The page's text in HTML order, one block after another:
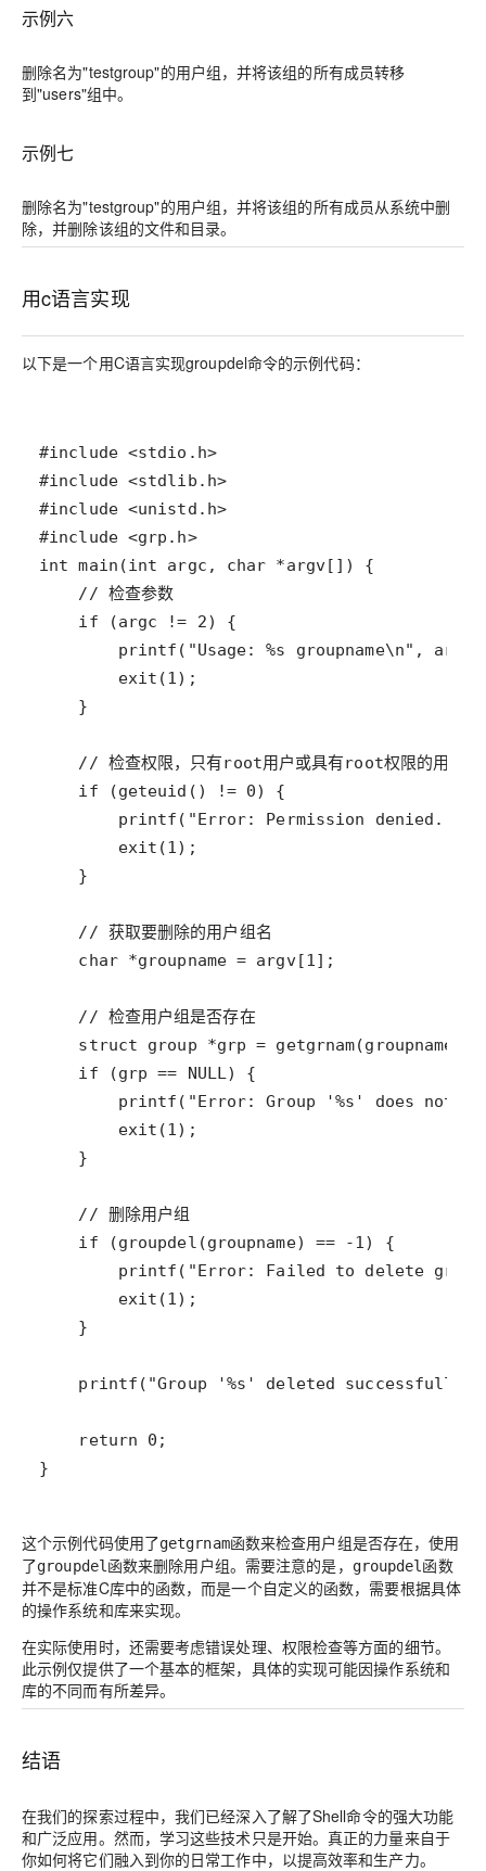
示例六
删除名为"testgroup"的用户组，并将该组的所有成员转移
到"users"组中。
示例七
删除名为"testgroup"的用户组，并将该组的所有成员从系统中删
除，并删除该组的文件和目录。
用c语言实现
以下是一个用C语言实现groupdel命令的示例代码：
#include <stdio.h>
#include <stdlib.h>
#include <unistd.h>
#include <grp.h>
}
这个示例代码使用了getgrnam函数来检查用户组是否存在，使用
了groupdel 函数来删除用户组。需要注意的是， groupdel 函数
并不是标准C库中的函数，而是一个自定义的函数，需要根据具体
的操作系统和库来实现。
在实际使用时，还需要考虑错误处理、权限检查等方面的细节。
此示例仅提供了一个基本的框架，具体的实现可能因操作系统和
库的不同而有所差异。
结语
在我们的探索过程中，我们已经深入了解了Shell命令的强大功能
和广泛应用。然而，学习这些技术只是开始。真正的力量来自于
你如何将它们融入到你的日常工作中，以提高效率和生产力。